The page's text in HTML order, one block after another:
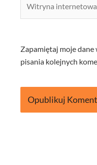
internetowa
Zapamiętaj moje dane
pisania kolejnych